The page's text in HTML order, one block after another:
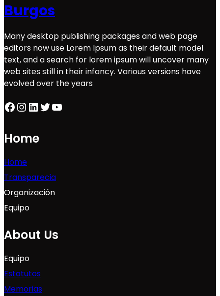
Burgos
Many desktop publishing packages and web page
editors now use Lorem Ipsum as their default model
text, and a search for lorem ipsum will uncover many
web sites still in their infancy. Various versions have
evolved over the years
Facebook InstagramLinkedIn Twitter YouTube
Home
Home
Transparecia
Organización
Equipo
About Us
Equipo
Estatutos
Memorias